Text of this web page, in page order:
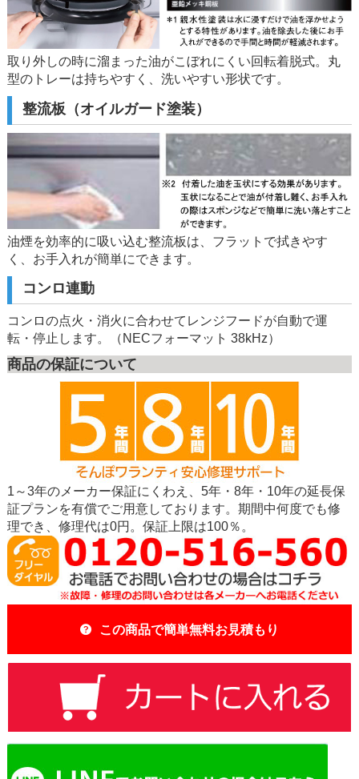
取り外しの時に溜まった油がこぼれにくい回転着脱式。丸
型のトレーは持ちやすく、洗いやすい形状です。
整流板（オイルガード塗装）
油煙を効率的に吸い込む整流板は、フラットで拭きやす
く、お手入れが簡単にできます。
コンロ連動
コンロの点火・消火に合わせてレンジフードが自動で運
転・停止します。（NECフォーマット 38kHz）
商品の保証について
1～3年のメーカー保証にくわえ、5年・8年・10年の延長保
証プランを有償でご用意しております。期間中何度でも修
理でき、修理代は0円。保証上限は100％。
この商品で簡単無料お見積もり